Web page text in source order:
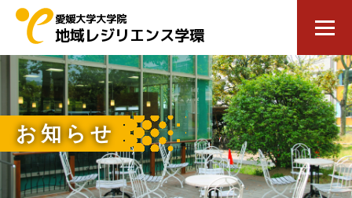
愛媛大学大学院
地域レジリエンス学環
お知らせ